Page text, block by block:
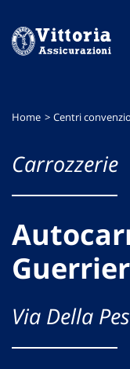
menu
contenuto
footer
Home Centri
Carrozzerie
Via Della